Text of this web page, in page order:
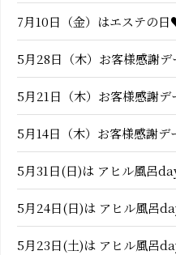
7月10日（金）はエステの
5月28日（木）お客様感謝デ
5月21日（木）お客様感謝デ
5月14日（木）お客様感謝デ
5月31日(日)は アヒル風呂
5月24日(日)は アヒル風呂
5月23日(土)は アヒル風呂